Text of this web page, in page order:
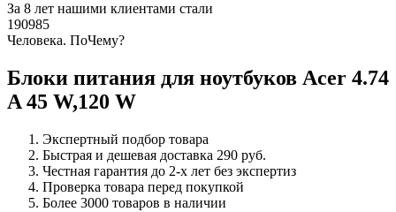
За 8 лет нашими клиентами стали
190985
Человека. ПоЧему?
Блоки питания для ноутбуков Acer 4.74
A 45 W,120 W
Экспертный подбор товара
Быстрая и дешевая доставка 290 руб.
Честная гарантия до 2-х лет без экспертиз
Проверка товара перед покупкой
Более 3000 товаров в наличии